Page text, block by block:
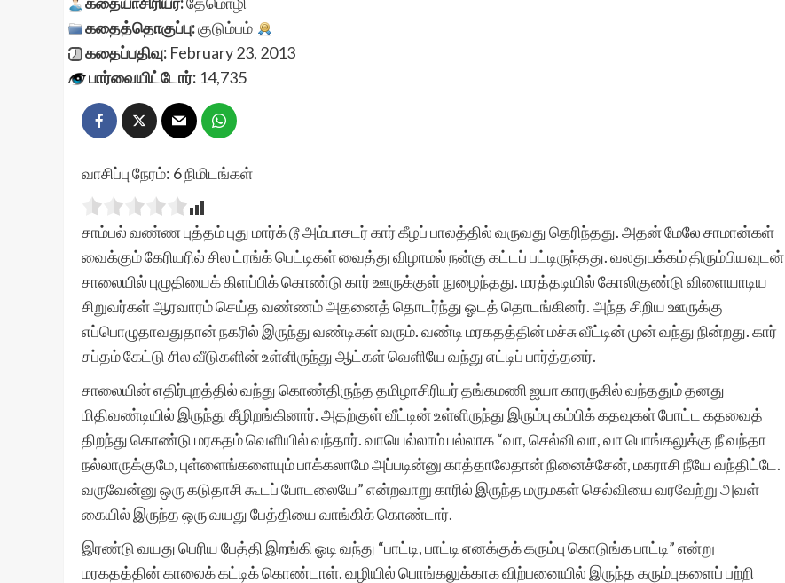
கதைத்தொகுப்பு:குடும்பம்
கதைப்பதிவு: February 23, 2013
பார்வையிட்டோர்: 14,735
வாசிப்பு நேரம்: 6நிமிடங்கள்
சாம்பல் வண்ண புத்தம் புது மார்க் டூ அம்பாசடர் கார் கீழப் பாலத்தில் வருவது தெரிந்தது. அதன் மேலே சாமான்கள்
வைக்கும் கேரியரில் சில ட்ரங்க் பெட்டிகள் வைத்து விழாமல் நன்கு கட்டப் பட்டிருந்தது. வலதுபக்கம் திரும்பியவுடன்
சாலையில் புழுதியைக் கிளப்பிக் கொண்டு கார் ஊருக்குள் நுழைந்தது. மரத்தடியில் கோலிகுண்டு விளையாடிய
சிறுவர்கள் ஆரவாரம் செய்த வண்ணம் அதனைத் தொடர்ந்து ஓடத் தொடங்கினர். அந்த சிறிய ஊருக்கு
எப்பொழுதாவதுதான் நகரில் இருந்து வண்டிகள் வரும். வண்டி மரகதத்தின் மச்சு வீட்டின் முன் வந்து நின்றது. கார்
சப்தம் கேட்டு சில வீடுகளின் உள்ளிருந்து ஆட்கள் வெளியே வந்து எட்டிப் பார்த்தனர்.
சாலையின் எதிர்புறத்தில் வந்து கொண்திருந்த தமிழாசிரியர் தங்கமணி ஐயா காரருகில் வந்ததும் தனது
மிதிவண்டியில் இருந்து கீழிறங்கினார். அதற்குள் வீட்டின் உள்ளிருந்து இரும்பு கம்பிக் கதவுகள் போட்ட கதவைத்
திறந்து கொண்டு மரகதம் வெளியில் வந்தார். வாயெல்லாம் பல்லாக “வா, செல்வி வா, வா பொங்கலுக்கு நீ வந்தா
நல்லாருக்குமே, புள்ளைங்களையும் பாக்கலாமே அப்படின்னு காத்தாலேதான் நினைச்சேன், மகராசி நீயே வந்திட்டே.
வருவேன்னு ஒரு கடுதாசி கூடப் போடலையே” என்றவாறு காரில் இருந்த மருமகள் செல்வியை வரவேற்று அவள்
கையில் இருந்த ஒரு வயது பேத்தியை வாங்கிக் கொண்டார்.
இரண்டு வயது பெரிய பேத்தி இறங்கி ஓடி வந்து “பாட்டி, பாட்டி எனக்குக் கரும்பு கொடுங்க பாட்டி” என்று
மரகதத்தின் காலைக் கட்டிக் கொண்டாள். வழியில் பொங்கலுக்காக விற்பனையில் இருந்த கரும்புகளைப் பற்றி